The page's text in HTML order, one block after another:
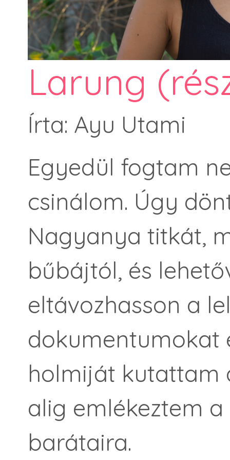
Larung
Írta: Ayu Utami
Egyedül fogtam
csinálom. Úgy
Nagyanya titkát,
bűbájtól, és
eltávozhasson a
dokumentumokat
holmiját kutattam
alig emlékeztem
barátaira.